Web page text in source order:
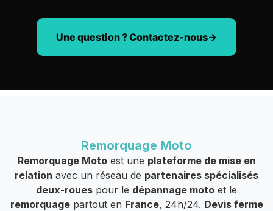
Une question ? Contactez-nous
Remorquage Moto
Remorquage Motoest une plateforme de mise en
relation avec un réseau de partenaires spécialisés
deux-roues pour le dépannage moto et le
remorquagepartout en France, 24h/24. Devis ferme